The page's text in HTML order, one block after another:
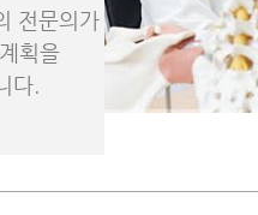
전문의가
획을
다.